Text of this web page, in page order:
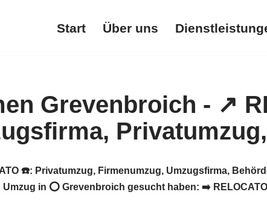
Start Über uns
☎️: Privatumzug, Firmenumzug, Umzugsfirma,
in ⭕ Grevenbroich gesucht haben: ➡️